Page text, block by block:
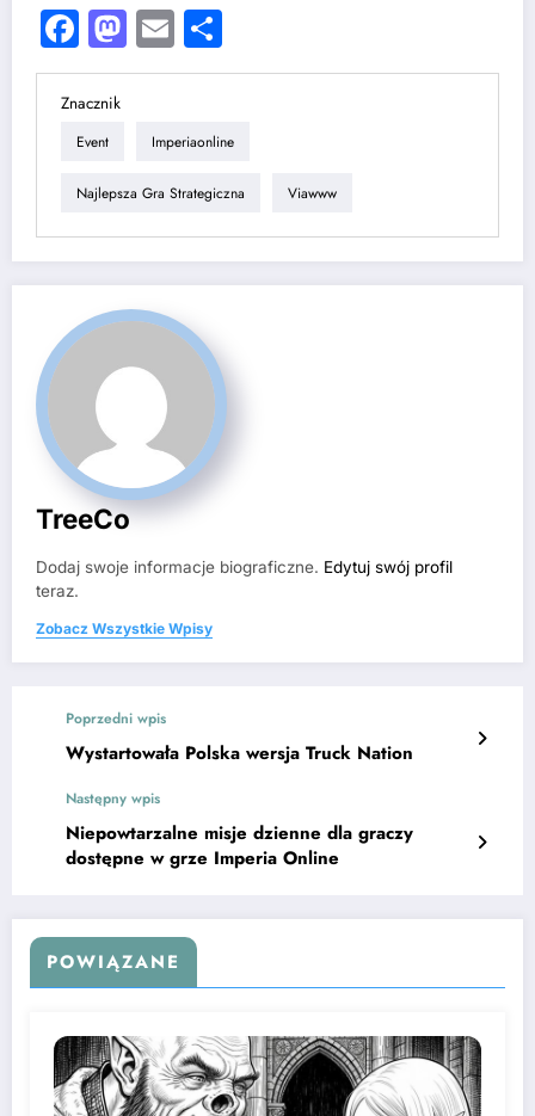
Facebook
Mastodon
Email
Znacznik
Event Imperiaonline
Najlepsza Gra Strategiczna Viawww
TreeCo
Dodaj swoje informacje biograficzne. Edytuj swój profil
teraz.
Zobacz Wszystkie Wpisy
Poprzedni wpis
Wystartowała Polska wersja Truck Nation
Następny wpis
Niepowtarzalne misje dzienne dla graczy
dostępne w grze Imperia Online
POWIĄZANE